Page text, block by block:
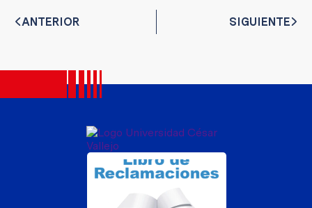
ANTERIOR SIGUIENTE